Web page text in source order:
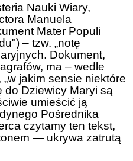
Nauki Wiary,
Manuela
Mater Populi
– tzw. „notę
Dokument,
ma – wedle
„w jakim sensie niektóre
Dziewicy Maryi są
umieścić ją
Pośrednika
czytamy ten tekst,
— ukrywa zatrutą